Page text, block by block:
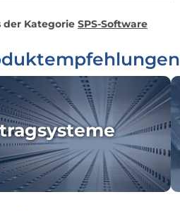
der Kategorie SPS-Software